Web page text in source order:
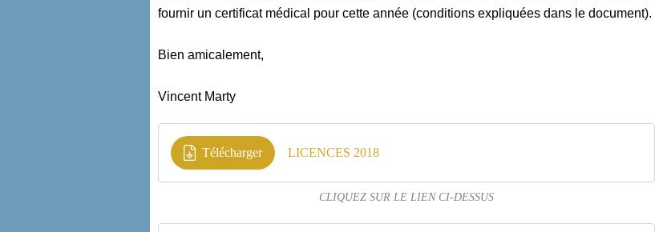
fournir un certificat médical pour cette année (conditions expliquées dans le document).
Bien amicalement,
Vincent Marty
Télécharger LICENCES 2018
CLIQUEZ SUR LE LIEN CI-DESSUS